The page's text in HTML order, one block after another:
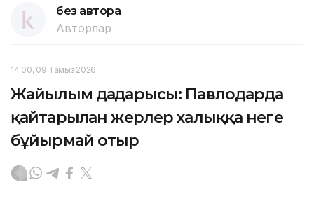
без автора
Авторлар
14:00, 09 Тамыз 2026
Жайылым дағдарысы: Павлодарда
қайтарылған жерлер халыққа неге
бұйырмай отыр